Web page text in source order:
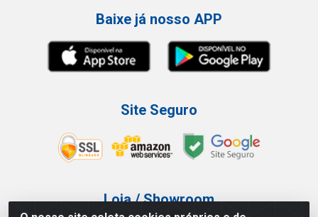
Baixe já nosso APP
Site Seguro
Loja / Showroom